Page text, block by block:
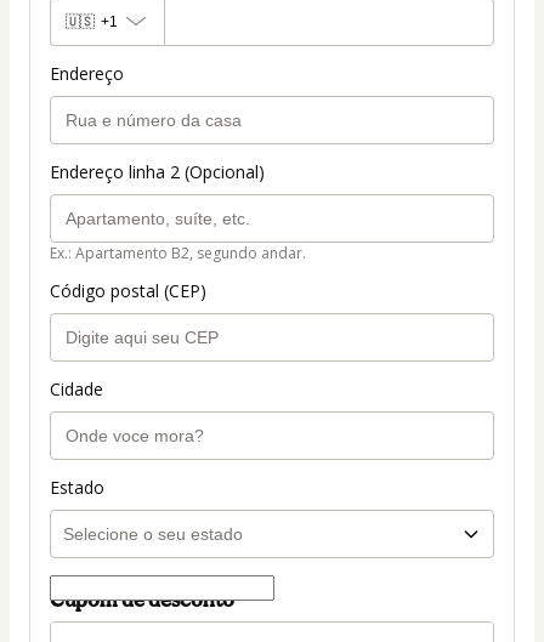
🇺🇸 +1
Endereço
Endereço linha 2 (Opcional)
Ex.: Apartamento B2, segundo andar.
Código postal (CEP)
Cidade
Estado
Cupom de desconto